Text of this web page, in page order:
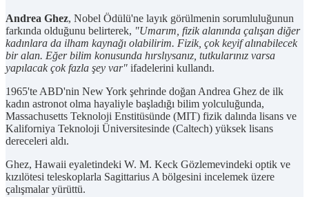
Andrea Ghez, Nobel Ödülü'ne layık görülmenin sorumluluğunun
farkında olduğunu belirterek, "Umarım, fizik alanında çalışan diğer
kadınlara da ilham kaynağı olabilirim. Fizik, çok keyif alınabilecek
bir alan. Eğer bilim konusunda hırslıysanız, tutkularınız varsa
yapılacak çok fazla şey var" ifadelerini kullandı.
1965'te ABD'nin New York şehrinde doğan Andrea Ghez de ilk
kadın astronot olma hayaliyle başladığı bilim yolculuğunda,
Massachusetts Teknoloji Enstitüsünde (MIT) fizik dalında lisans ve
Kaliforniya Teknoloji Üniversitesinde (Caltech) yüksek lisans
dereceleri aldı.
Ghez, Hawaii eyaletindeki W. M. Keck Gözlemevindeki optik ve
kızılötesi teleskoplarla Sagittarius A bölgesini incelemek üzere
çalışmalar yürüttü.